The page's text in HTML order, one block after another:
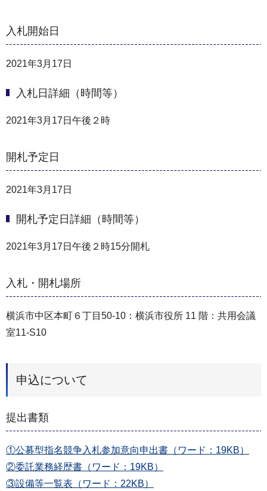
入札開始日
2021年3月17日
入札日詳細（時間等）
2021年3月17日午後２時
開札予定日
2021年3月17日
開札予定日詳細（時間等）
2021年3月17日午後２時15分開札
入札・開札場所
横浜市中区本町６丁目50-10：横浜市役所 11 階：共用会議
室11-S10
申込について
提出書類
①公募型指名競争入札参加意向申出書（ワード：19KB）
②委託業務経歴書（ワード：19KB）
③設備等一覧表（ワード：22KB）